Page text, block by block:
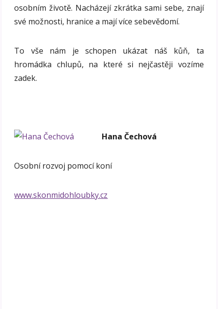
osobním životě. Nacházejí zkrátka sami sebe, znají
své možnosti, hranice a mají více sebevědomí.
To vše nám je schopen ukázat náš kůň, ta
hromádka chlupů, na které si nejčastěji vozíme
zadek.
Hana Čechová
Osobní rozvoj pomocí koní
www.skonmidohloubky.cz